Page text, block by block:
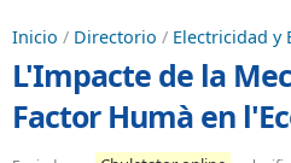
Inicio / Directorio / Electricidad y
L'Impacte de la
Factor Humà en